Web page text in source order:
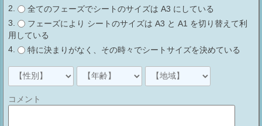
全てのフェーズでシートのサイズは A3 にしている
フェーズにより シートのサイズは A3 と A1 を切り替えて利
用している
特に決まりがなく、その時々でシートサイズを決めている
コメント